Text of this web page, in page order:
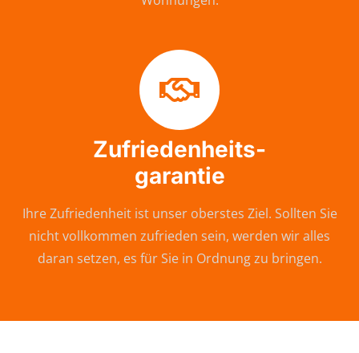
Zufriedenheits-
garantie
Ihre Zufriedenheit ist unser oberstes Ziel. Sollten Sie
nicht vollkommen zufrieden sein, werden wir alles
daran setzen, es für Sie in Ordnung zu bringen.